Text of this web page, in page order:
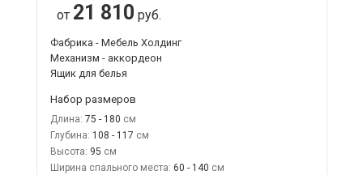
от 21 810 руб.
Фабрика - Мебель Холдинг
Механизм - аккордеон
Ящик для белья
Набор размеров
Длина: 75 - 180
Глубина: 108 - 117
Высота: 95
Ширина спального места: 60 - 140